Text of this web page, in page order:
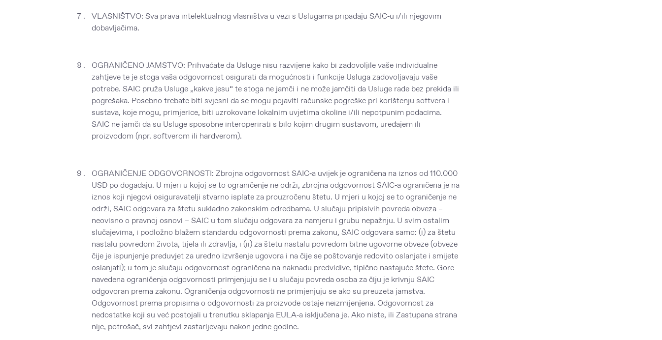
VLASNIŠTVO: Sva prava intelektualnog vlasništva u vezi s Uslugama pripadaju SAIC‑u i/ili njegovim
dobavljačima.
OGRANIČENO JAMSTVO: Prihvaćate da Usluge nisu razvijene kako bi zadovoljile vaše individualne
zahtjeve te je stoga vaša odgovornost osigurati da mogućnosti i funkcije Usluga zadovoljavaju vaše
potrebe. SAIC pruža Usluge „kakve jesu“ te stoga ne jamči i ne može jamčiti da Usluge rade bez prekida ili
pogrešaka. Posebno trebate biti svjesni da se mogu pojaviti računske pogreške pri korištenju softvera i
sustava, koje mogu, primjerice, biti uzrokovane lokalnim uvjetima okoline i/ili nepotpunim podacima.
SAIC ne jamči da su Usluge sposobne interoperirati s bilo kojim drugim sustavom, uređajem ili
proizvodom (npr. softverom ili hardverom).
OGRANIČENJE ODGOVORNOSTI: Zbrojna odgovornost SAIC‑a uvijek je ograničena na iznos od 110.000
USD po događaju. U mjeri u kojoj se to ograničenje ne održi, zbrojna odgovornost SAIC‑a ograničena je na
iznos koji njegovi osiguravatelji stvarno isplate za prouzročenu štetu. U mjeri u kojoj se to ograničenje ne
održi, SAIC odgovara za štetu sukladno zakonskim odredbama. U slučaju pripisivih povreda obveza –
neovisno o pravnoj osnovi – SAIC u tom slučaju odgovara za namjeru i grubu nepažnju. U svim ostalim
slučajevima, i podložno blažem standardu odgovornosti prema zakonu, SAIC odgovara samo: (i) za štetu
nastalu povredom života, tijela ili zdravlja, i (ii) za štetu nastalu povredom bitne ugovorne obveze (obveze
čije je ispunjenje preduvjet za uredno izvršenje ugovora i na čije se poštovanje redovito oslanjate i smijete
oslanjati); u tom je slučaju odgovornost ograničena na naknadu predvidive, tipično nastajuće štete. Gore
navedena ograničenja odgovornosti primjenjuju se i u slučaju povreda osoba za čiju je krivnju SAIC
odgovoran prema zakonu. Ograničenja odgovornosti ne primjenjuju se ako su preuzeta jamstva.
Odgovornost prema propisima o odgovornosti za proizvode ostaje neizmijenjena. Odgovornost za
nedostatke koji su već postojali u trenutku sklapanja EULA‑a isključena je. Ako niste, ili Zastupana strana
nije, potrošač, svi zahtjevi zastarijevaju nakon jedne godine.